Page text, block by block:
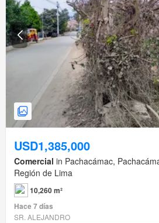
USD1,385,000
Comercial in Pachacámac,
Región de Lima
10,260 m²
Hace 7 días
SR. ALEJANDRO